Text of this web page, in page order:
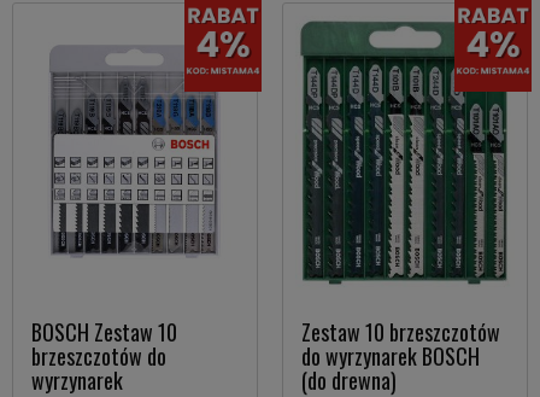
BOSCH Zestaw 10
brzeszczotów do
wyrzynarek
Zestaw 10 brzeszczotów
do wyrzynarek BOSCH
(do drewna)